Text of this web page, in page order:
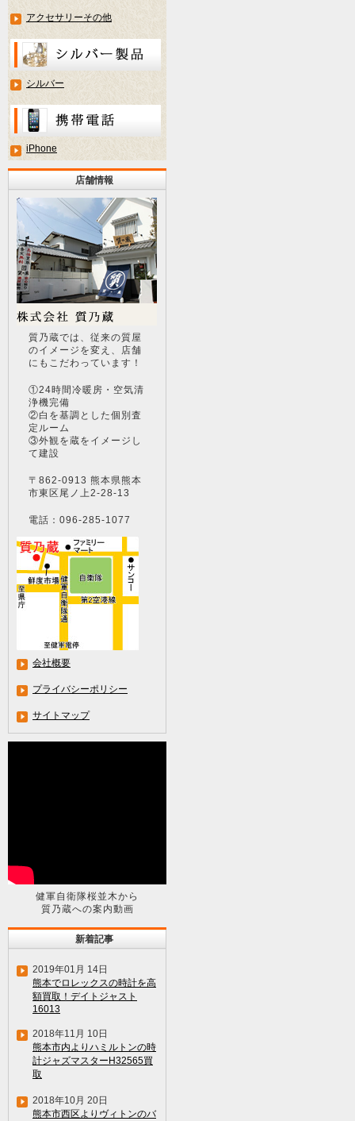
アクセサリーその他
シルバー
iPhone
店舗情報
質乃蔵では、従来の質屋
のイメージを変え、店舗
にもこだわっています！
①24時間冷暖房・空気清
浄機完備
②白を基調とした個別査
定ルーム
③外観を蔵をイメージし
て建設
〒862-0913 熊本県熊本
市東区尾ノ上2-28-13
電話：096-285-1077
会社概要
プライバシーポリシー
サイトマップ
健軍自衛隊桜並木から
質乃蔵への案内動画
新着記事
2019年01月 14日
熊本でロレックスの時計を高
額買取！デイトジャスト
16013
2018年11月 10日
熊本市内よりハミルトンの時
計ジャズマスターH32565買
取
2018年10月 20日
熊本市西区よりヴィトンのバ